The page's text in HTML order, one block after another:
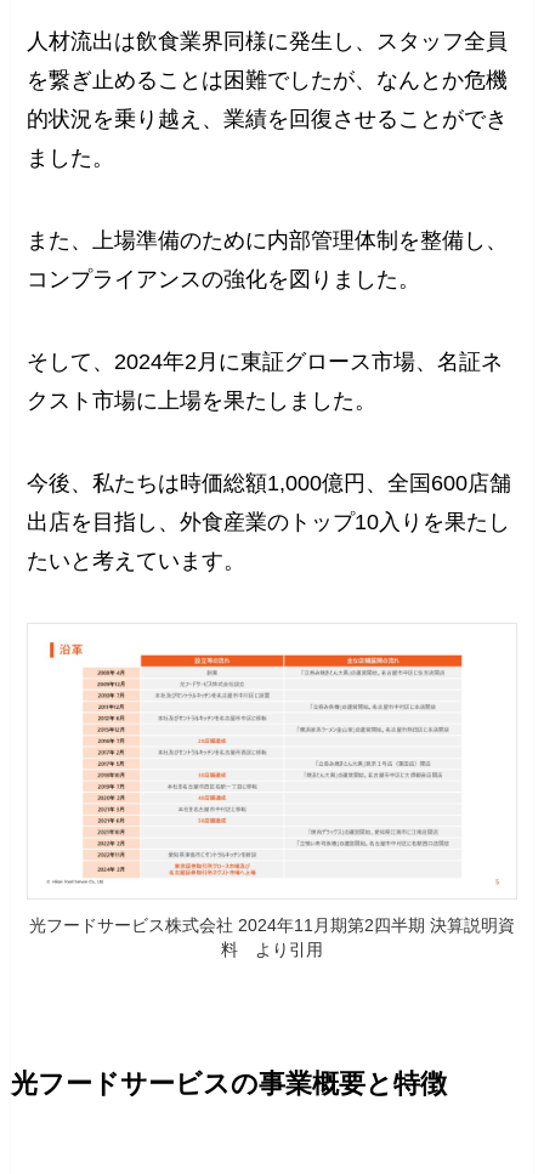
人材流出は飲食業界同様に発生し、スタッフ全員
を繋ぎ止めることは困難でしたが、なんとか危機
的状況を乗り越え、業績を回復させることができ
ました。
また、上場準備のために内部管理体制を整備し、
コンプライアンスの強化を図りました。
そして、2024年2月に東証グロース市場、名証ネ
クスト市場に上場を果たしました。
今後、私たちは時価総額1,000億円、全国600店舗
出店を目指し、外食産業のトップ10入りを果たし
たいと考えています。
光フードサービス株式会社 2024年11月期第2四半期 決算説明資
料 より引用
光フードサービスの事業概要と特徴